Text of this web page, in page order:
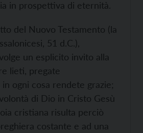
in prospettiva di eternità.
del Nuovo Testamento (la
51 d.C.),
un esplicito invito alla
lieti, pregate
ogni cosa rendete grazie;
di Dio in Cristo Gesù
cristiana risulta perciò
costante e ad una